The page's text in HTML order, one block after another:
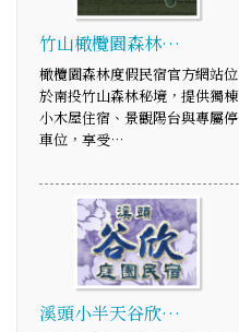
竹山橄欖園森林…
橄欖園森林度假民宿官方網站位
於南投竹山森林秘境，提供獨棟
小木屋住宿、景觀陽台與專屬停
車位，享受…
溪頭小半天谷欣…